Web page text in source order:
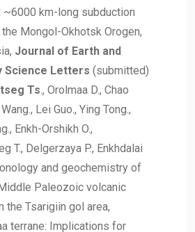
~6000 km-long subduction
Mongol-Okhotsk Orogen,
Journal of Earth and
Science Letters (submitted)
Ts ., Orolmaa D., Chao
Lei Guo., Ying Tong.,
Enkh-Orshikh O.,
T., Delgerzaya P., Enkhdalai
and geochemistry of
Paleozoic volcanic
the Tsarigiin gol area,
terrane: Implications for